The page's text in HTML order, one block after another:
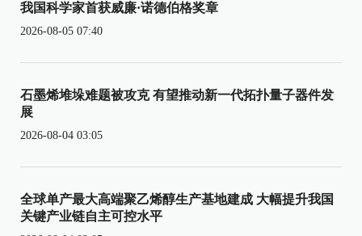
我国科学家首获威廉·诺德伯格奖章
2026-08-05 07:40
石墨烯堆垛难题被攻克 有望推动新一代拓扑量子器件发
展
2026-08-04 03:05
全球单产最大高端聚乙烯醇生产基地建成 大幅提升我国
关键产业链自主可控水平